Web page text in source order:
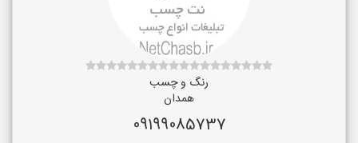
رنگ و چسب
همدان
09199085737